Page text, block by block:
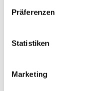
Präferenzen
Statistiken
Marketing
ökonomisch
politische
Die
Vergleich nicht